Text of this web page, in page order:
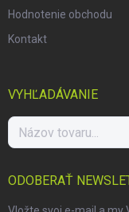
Hodnotenie obchodu
Kontakt
VYHĽADÁVANIE
ODOBERAŤ